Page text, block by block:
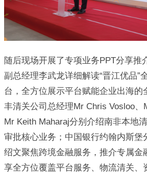
随后现场开展了专项业务PPT分享推
副总经理李武龙详细解读“晋江优品”
台，全方位展示平台赋能企业出海的
丰清关公司总经理Mr Chris Vosloo、
Mr Keith Maharaj分别介绍南非本地
审批核心业务；中国银行约翰内斯堡
绍文聚焦跨境金融服务，推介专属金
享全方位覆盖平台服务、物流清关、